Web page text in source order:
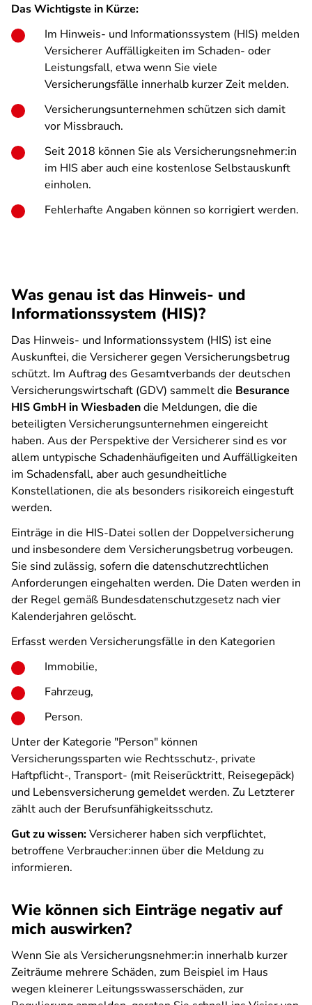
Das Wichtigste in Kürze:
Im Hinweis- und Informationssystem (HIS) melden
Versicherer Auffälligkeiten im Schaden- oder
Leistungsfall, etwa wenn Sie viele
Versicherungsfälle innerhalb kurzer Zeit melden.
Versicherungsunternehmen schützen sich damit
vor Missbrauch.
Seit 2018 können Sie als Versicherungsnehmer:in
im HIS aber auch eine kostenlose Selbstauskunft
einholen.
Fehlerhafte Angaben können so korrigiert werden.
Was genau ist das Hinweis- und
Informationssystem (HIS)?
Das Hinweis- und Informationssystem (HIS) ist eine
Auskunftei, die Versicherer gegen Versicherungsbetrug
schützt. Im Auftrag des Gesamtverbands der deutschen
Versicherungswirtschaft (GDV) sammelt die Besurance
HIS GmbH in Wiesbadendie Meldungen, die die
beteiligten Versicherungsunternehmen eingereicht
haben. Aus der Perspektive der Versicherer sind es vor
allem untypische Schadenhäufigeiten und Auffälligkeiten
im Schadensfall, aber auch gesundheitliche
Konstellationen, die als besonders risikoreich eingestuft
werden.
Einträge in die HIS-Datei sollen der Doppelversicherung
und insbesondere dem Versicherungsbetrug vorbeugen.
Sie sind zulässig, sofern die datenschutzrechtlichen
Anforderungen eingehalten werden. Die Daten werden in
der Regel gemäß Bundesdatenschutzgesetz nach vier
Kalenderjahren gelöscht.
Erfasst werden Versicherungsfälle in den Kategorien
Immobilie,
Fahrzeug,
Person.
Unter der Kategorie "Person" können
Versicherungssparten wie Rechtsschutz-, private
Haftpflicht-, Transport- (mit Reiserücktritt, Reisegepäck)
und Lebensversicherung gemeldet werden. Zu Letzterer
zählt auch der Berufsunfähigkeitsschutz.
Gut zu wissen:Versicherer haben sich verpflichtet,
betroffene Verbraucher:innen über die Meldung zu
informieren.
Wie können sich Einträge negativ auf
mich auswirken?
Wenn Sie als Versicherungsnehmer:in innerhalb kurzer
Zeiträume mehrere Schäden, zum Beispiel im Haus
wegen kleinerer Leitungsswasserschäden, zur